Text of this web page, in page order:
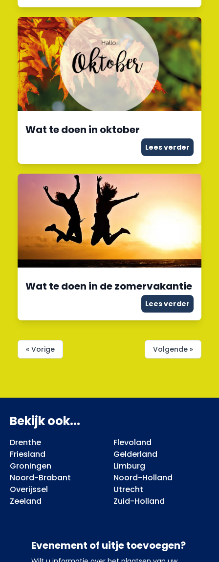
Wat te doen in oktober
Lees verder
Wat te doen in de zomervakantie
Lees verder
« Vorige Volgende »
Bekijk ook...
Drenthe
Flevoland
Friesland
Gelderland
Groningen
Limburg
Noord-Brabant
Noord-Holland
Overijssel
Utrecht
Zeeland
Zuid-Holland
Evenement of uitje toevoegen?